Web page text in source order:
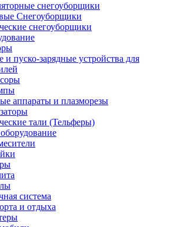
снегоуборщики
Снегоуборщики
снегоуборщики
и пуско-зарядные устройства для
аппараты и плазморезы
тали (Тельферы)
система
и отдыха